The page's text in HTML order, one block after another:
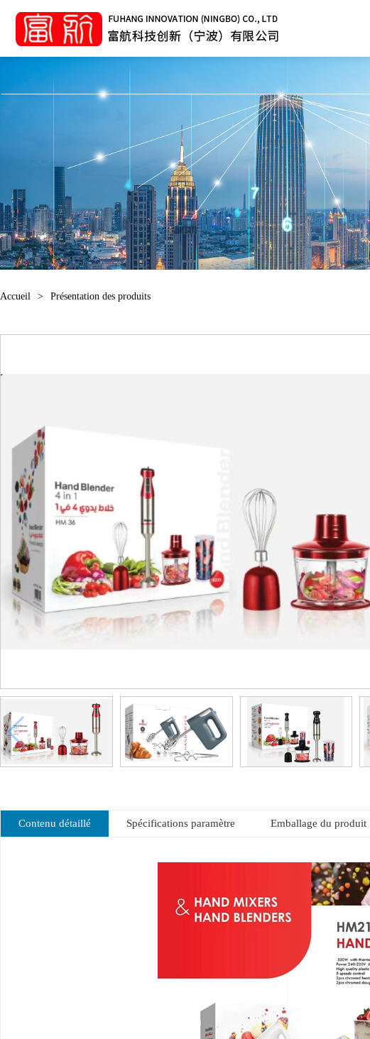
Accueil > Présentation des produits
Contenu détaillé Spécifications paramètre Emballage du produit